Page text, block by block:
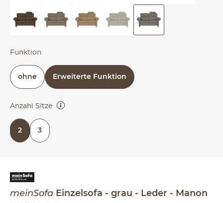
meinSofa Einzelsofa grau - Leder Manon
Funktion
ohne Erweiterte Funktion
Anzahl Sitze
2-Sitzer oder 3-Sitzer
2 3